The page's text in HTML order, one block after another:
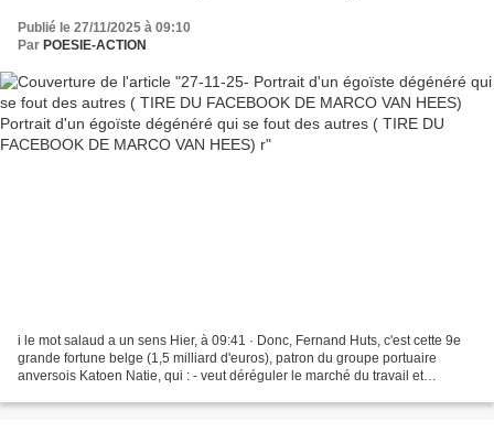
dégénéré qui se fout des autres ( TIRE DU
FACEBOOK DE MARCO VAN HEES) r
Publié le 27/11/2025 à 09:10
Par POESIE-ACTION
i le mot salaud a un sens Hier, à 09:41 · Donc, Fernand Huts, c'est cette 9e
grande fortune belge (1,5 milliard d'euros), patron du groupe portuaire
anversois Katoen Natie, qui : - veut déréguler le marché du travail et